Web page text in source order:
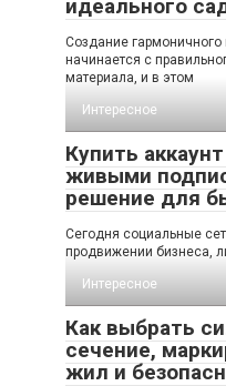
идеального
Создание
начинается с
материала, и в этом
Интересное
Купить
живыми
решение для
Сегодня социальные
продвижении бизнеса,
Интересное
Как выбрать
сечение,
жил и